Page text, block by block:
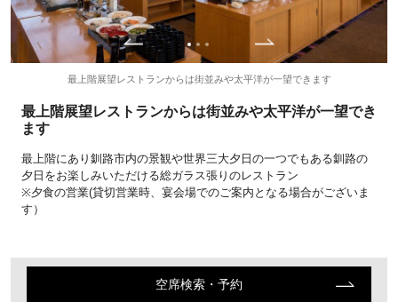
最上階展望レストランからは街並みや太平洋が一望できます
最上階展望レストランからは街並みや太平洋が一望でき
ます
最上階にあり釧路市内の景観や世界三大夕日の一つでもある釧路の
夕日をお楽しみいただける総ガラス張りのレストラン
※夕食の営業(貸切営業時、宴会場でのご案内となる場合がございま
す）
空席検索・予約